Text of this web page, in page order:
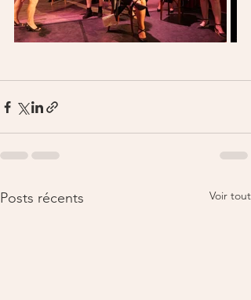
Posts récents Voir tout